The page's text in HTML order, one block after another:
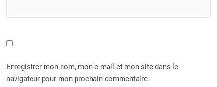
Enregistrer mon nom, mon e-mail et mon site dans le
navigateur pour mon prochain commentaire.